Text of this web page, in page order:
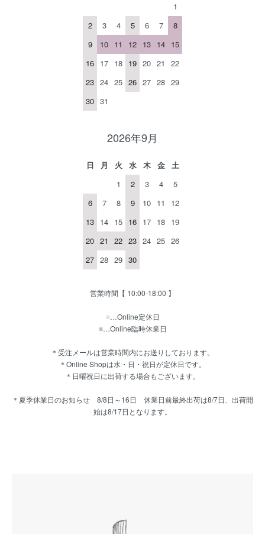
1
2
3 4 5 6 7
8
9
10 11 12 13 14 15
16 17 18 19 20 21
22
23 24 25 26 27 28 29
30 31
2026年9月
日 月 火 水 木 金
土
1
2 3 4
5
6
7 8 9 10 11
12
13 14 15 16 17 18 19
20 21 22 23 24 25 26
27 28 29 30
営業時間【 10:00-18:00 】
■…Online定休日
■…Online臨時休業日
＊受注メールは営業時間内にお送りしております。
＊Online Shopは水・日・祝日が定休日です。
＊日曜祝日に出荷する場合もございます。
＊夏季休業日のお知らせ 8/8日～16日 休業日前最終出荷は8/7日、出荷開
始は8/17日となります。